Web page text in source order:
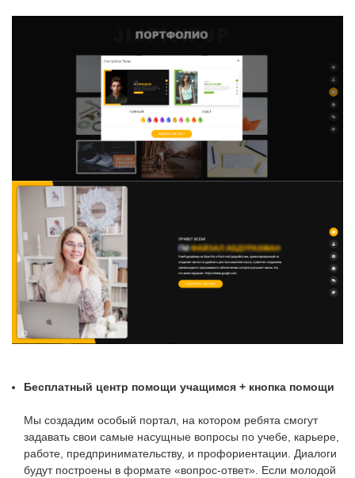
Бесплатный центр помощи учащимся + кнопка помощи
Мы создадим особый портал, на котором ребята смогут
задавать свои самые насущные вопросы по учебе, карьере,
работе, предпринимательству, и профориентации. Диалоги
будут построены в формате «вопрос-ответ». Если молодой